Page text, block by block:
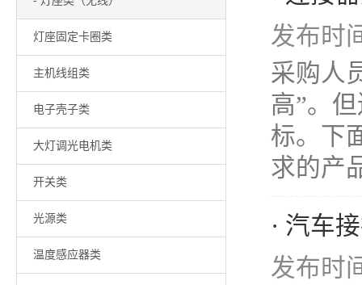
灯座固定卡圈类
主机线组类
电子壳子类
大灯调光电机类
开关类
光源类
温度感应器类
发布时
采购人
高”。
标。下
求的产
· 汽车
发布时